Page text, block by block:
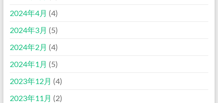
2024年4月 (4)
2024年3月 (5)
2024年2月 (4)
2024年1月 (5)
2023年12月 (4)
2023年11月 (2)